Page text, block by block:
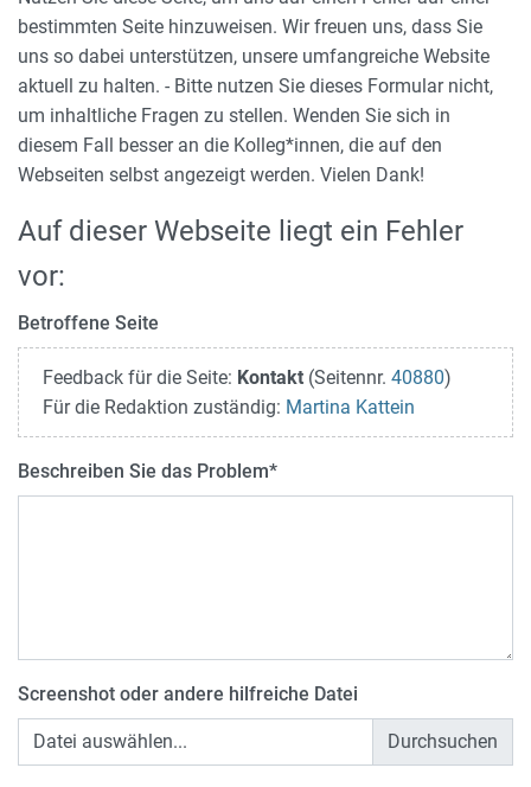
bestimmten Seite hinzuweisen. Wir freuen uns, dass Sie
uns so dabei unterstützen, unsere umfangreiche Website
aktuell zu halten. - Bitte nutzen Sie dieses Formular nicht,
um inhaltliche Fragen zu stellen. Wenden Sie sich in
diesem Fall besser an die Kolleg*innen, die auf den
Webseiten selbst angezeigt werden. Vielen Dank!
Auf dieser Webseite liegt ein Fehler
vor:
Betroffene Seite
Feedback für die Seite: Kontakt (Seitennr. 40880)
Für die Redaktion zuständig: Martina Kattein
Beschreiben Sie das Problem*
Screenshot oder andere hilfreiche Datei
Datei auswählen...